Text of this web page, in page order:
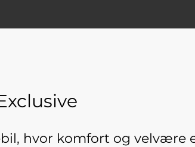
hvor komfort og velvære